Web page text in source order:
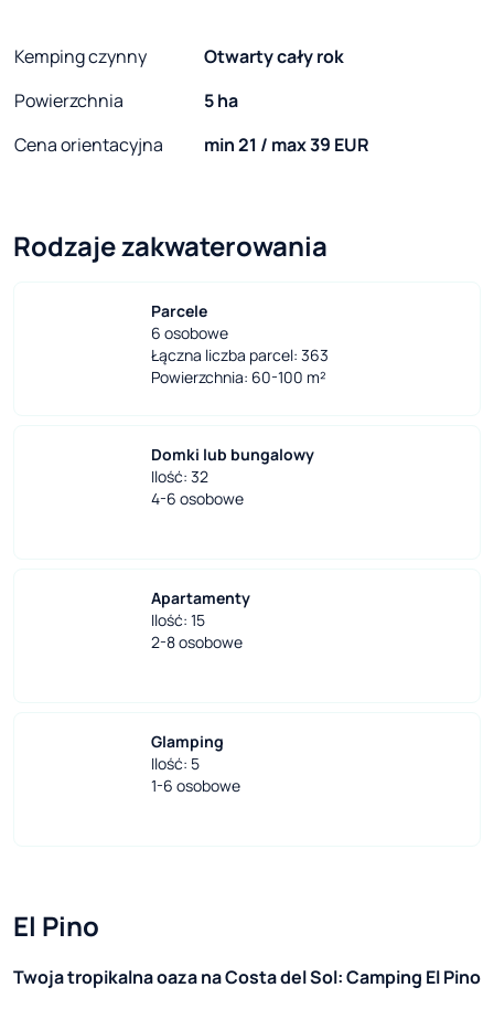
Kemping czynny
Otwarty cały rok
Powierzchnia
5 ha
Cena orientacyjna
min 21 / max 39 EUR
Rodzaje zakwaterowania
Parcele
6 osobowe
Łączna liczba parcel: 363
Powierzchnia: 60-100 m²
Domki lub bungalowy
Ilość: 32
4-6 osobowe
Apartamenty
Ilość: 15
2-8 osobowe
Glamping
Ilość: 5
1-6 osobowe
El Pino
Twoja tropikalna oaza na Costa del Sol: Camping El Pino